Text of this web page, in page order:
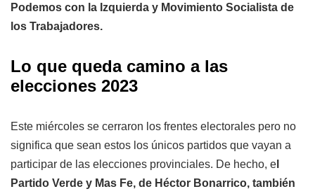
Podemos con la Izquierda y Movimiento Socialista de
los Trabajadores.
Lo que queda camino a las
elecciones 2023
Este miércoles se cerraron los frentes electorales pero no
significa que sean estos los únicos partidos que vayan a
participar de las elecciones provinciales. De hecho, e
Partido Verde y Mas Fe, de Héctor Bonarrico, también